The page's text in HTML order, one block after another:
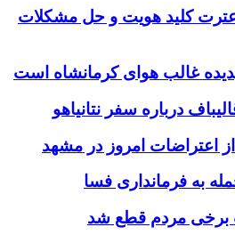
عترت کلید هویت و حل مشکلات
غالب هوای کرمانشاه است
درباره سفر نتانیاهو
اعتراضات امروز در مشهد
برخی مردم قطع شد